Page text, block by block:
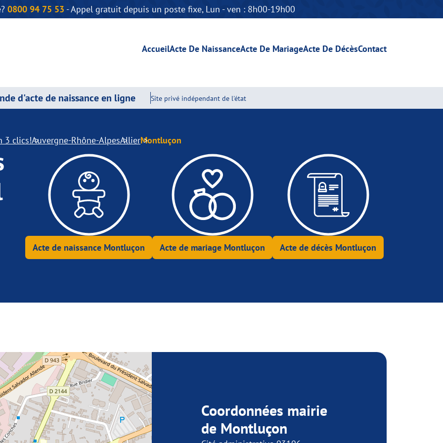
0800 94 75 53 - Appel gratuit depuis un poste fixe, Lun - ven : 8h00-19h00
AccueilActe De NaissanceActe De MariageActe De DécèsContact
d'acte de naissance en ligne Site privé indépendant de l'état
3 clics!Auvergne-Rhône-AlpesAllierMontluçon
Acte de naissance Montluçon Acte de mariage Montluçon Acte de décès Montluçon
Coordonnées mairie
de Montluçon